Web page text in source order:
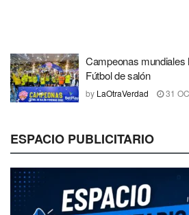
Campeonas mundiales
Fútbol de salón
by LaOtraVerdad 31
ESPACIO PUBLICITARIO